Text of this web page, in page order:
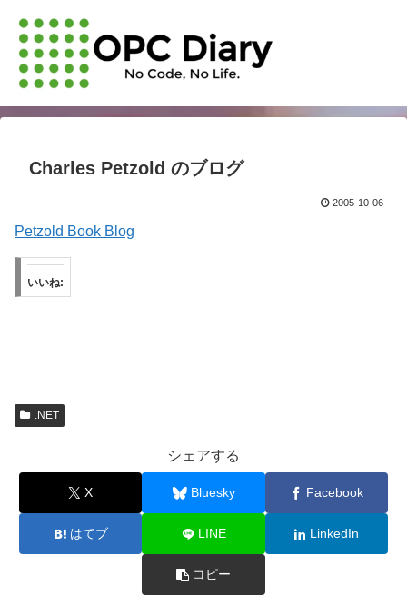
Charles Petzold のブログ
2005-10-06
Petzold Book Blog
いいね:
.NET
シェアする
X Bluesky Facebook
はてブ LINE LinkedIn
コピー